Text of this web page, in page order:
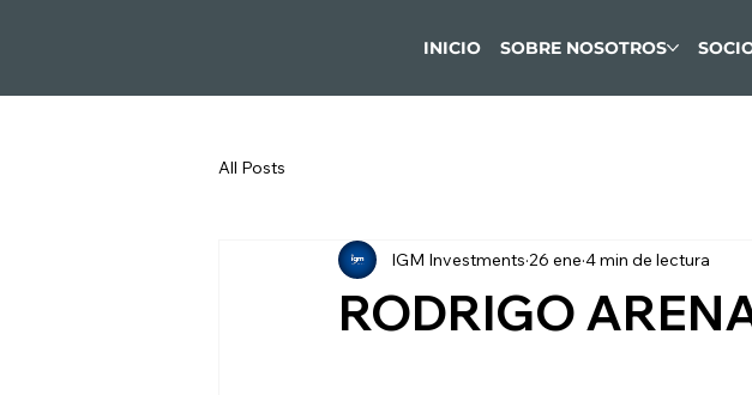
INICIO SOBRE NOSOTROS
All Posts
RODRIGO
IGM Investments 26 ene 4 min de lectura